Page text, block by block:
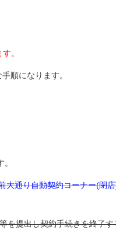
。
順になります。
大通り自動契約コーナー(閉
を提出し契約手続きを終了